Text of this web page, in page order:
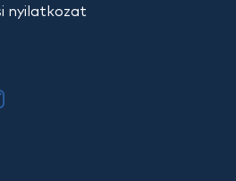
nyilatkozat